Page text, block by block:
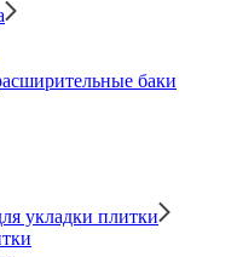
баки
укладки плитки